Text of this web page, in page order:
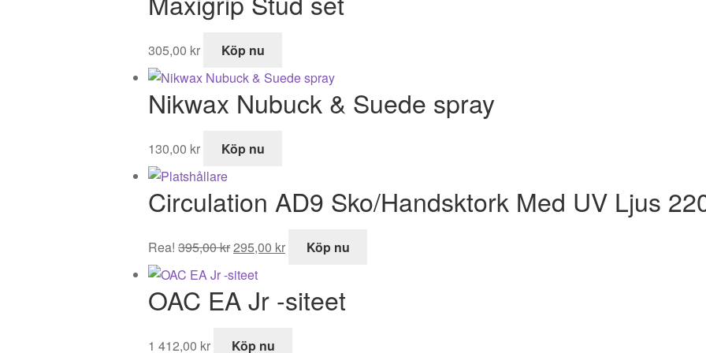
305,00 kr Köp nu
Nikwax Nubuck & Suede spray
130,00 kr Köp nu
Circulation AD9 Sko/Handsktork Med UV Ljus
Rea! 395,00kr
ursprungliga
priset
var:
295,00 kr
nuvarande
är:
Köp nu
OAC EA Jr -siteet
1 412,00 kr Köp nu